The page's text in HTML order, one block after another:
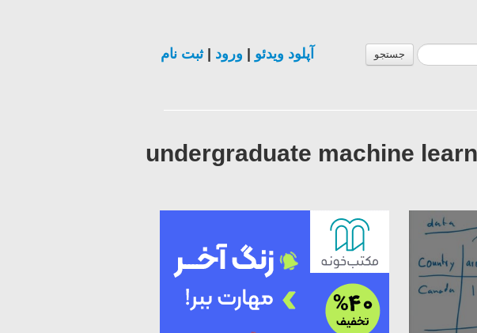
جستجو آپلود ویدئو ورود |ثبت نام
undergraduate machine